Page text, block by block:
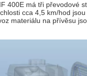
400E má tři převodové
cca 4,5 km/hod
materiálu na přívěsu